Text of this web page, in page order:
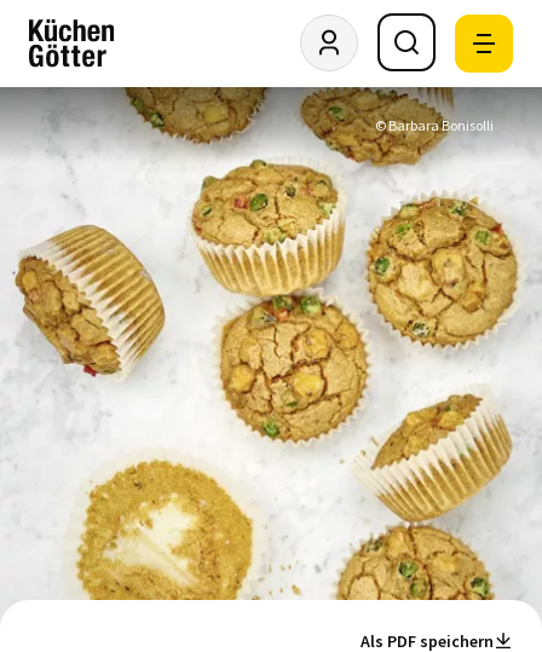
© Barbara Bonisolli
Als PDF speichern